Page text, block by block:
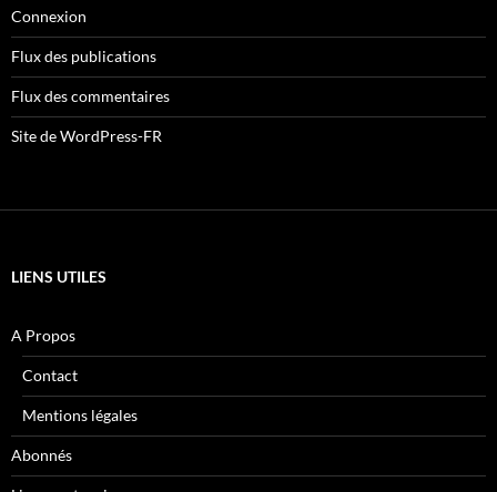
Connexion
Flux des publications
Flux des commentaires
Site de WordPress-FR
LIENS UTILES
A Propos
Contact
Mentions légales
Abonnés